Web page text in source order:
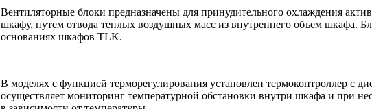
Вентиляторные блоки предназначены для принудительного охлаждения
шкафу, путем отвода теплых воздушных масс из внутреннего объем шкафа.
основаниях шкафов TLK.
В моделях с функцией терморегулирования установлен термоконтроллер с
осуществляет мониторинг температурной обстановки внутри шкафа и при